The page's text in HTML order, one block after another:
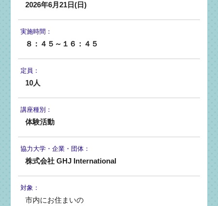
2026年6月21日(日)
実施時間：
８：４５～１６：４５
定員：
10人
講座種別：
体験活動
協力大学・企業・団体：
株式会社 GHJ International
対象：
市内にお住まいの